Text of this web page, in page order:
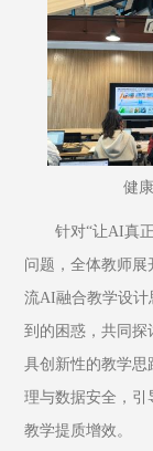
健
针对“让AI真
问题，全体教师
流AI融合教学设
到的困惑，共同探
具创新性的教学
理与数据安全，
教学提质增效。